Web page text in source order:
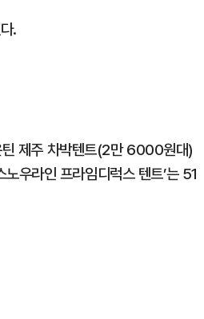
.
제주 차박텐트(2만 6000원대)
우라인 프라임디럭스 텐트’는 51